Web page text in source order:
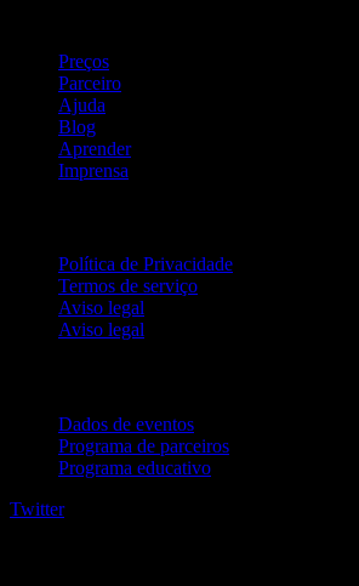
Preços
Parceiro
Ajuda
Blog
Aprender
Imprensa
Política de Privacidade
Termos de serviço
Aviso legal
Aviso legal
Dados de eventos
Programa de parceiros
Programa educativo
Twitter